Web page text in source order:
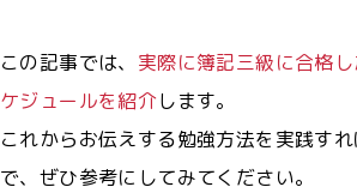
この記事では、 実際に簿記三級に合格
ケジュールを紹介します。
これからお伝えする勉強方法を実践すれ
で、ぜひ参考にしてみてください。